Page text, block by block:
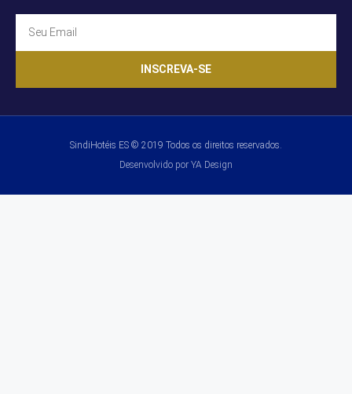
INSCREVA-SE
SindiHotéis ES © 2019 Todos os direitos reservados.
Desenvolvido por YA Design